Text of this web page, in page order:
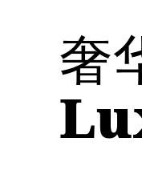
奢